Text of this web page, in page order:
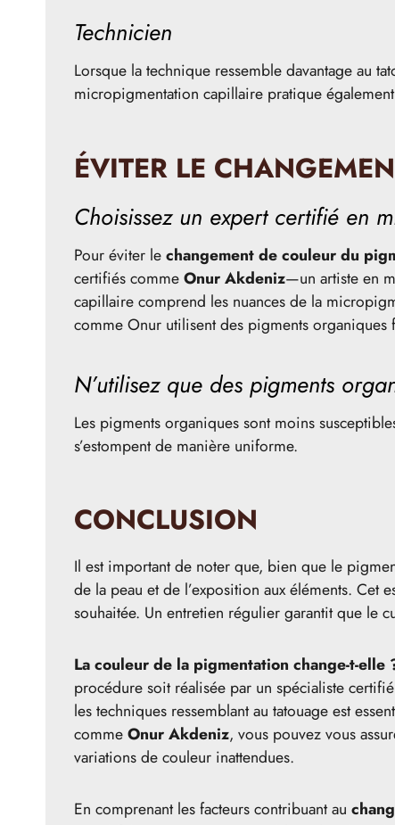
Technicien
Lorsque la technique ressemble davantage au
micropigmentation capillaire pratique
ÉVITER LE
Choisissez un expert certifié en
Pour éviter lechangement de couleur du
certifiés commeOnur Akdeniz—un artiste en
capillaire comprend les nuances de la
comme Onur utilisent des pigments
N’utilisez que des pigments
Les pigments organiques sont moins
s’estompent de manière uniforme.
CONCLUSION
Il est important de noter que, bien que le
de la peau et de l’exposition aux éléments. Cet
souhaitée. Un entretien régulier garantit que le
La couleur de la pigmentation change-t-elle
procédure soit réalisée par un spécialiste
les techniques ressemblant au tatouage est
commeOnur Akdeniz, vous pouvez vous
variations de couleur inattendues.
En comprenant les facteurs contribuant au